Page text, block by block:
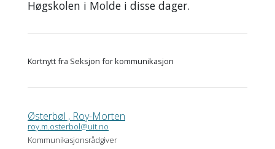
Høgskolen i Molde i disse dager.
Kortnytt fra Seksjon for kommunikasjon
Østerbøl , Roy-Morten
roy.m.osterbol@uit.no
Kommunikasjonsrådgiver